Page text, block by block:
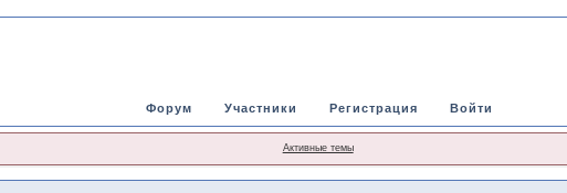
Форум Участники Регистрация Войти
Активные темы